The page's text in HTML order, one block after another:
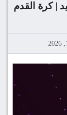
| كرة القدم